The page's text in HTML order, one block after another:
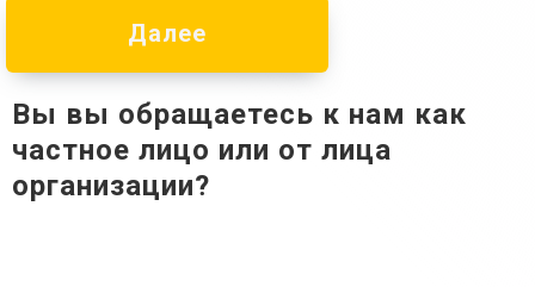
Далее
Вы вы обращаетесь к нам как
частное лицо или от лица
организации?